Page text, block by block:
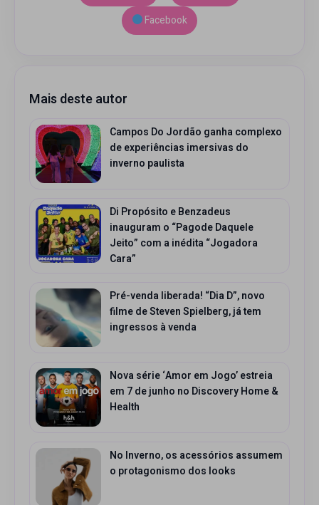
Facebook
Mais deste autor
Campos Do Jordão ganha complexo
de experiências imersivas do
inverno paulista
Di Propósito e Benzadeus
inauguram o “Pagode Daquele
Jeito” com a inédita “Jogadora
Cara”
Pré-venda liberada! “Dia D”, novo
filme de Steven Spielberg, já tem
ingressos à venda
Nova série ‘Amor em Jogo’ estreia
em 7 de junho no Discovery Home &
Health
No Inverno, os acessórios assumem
o protagonismo dos looks